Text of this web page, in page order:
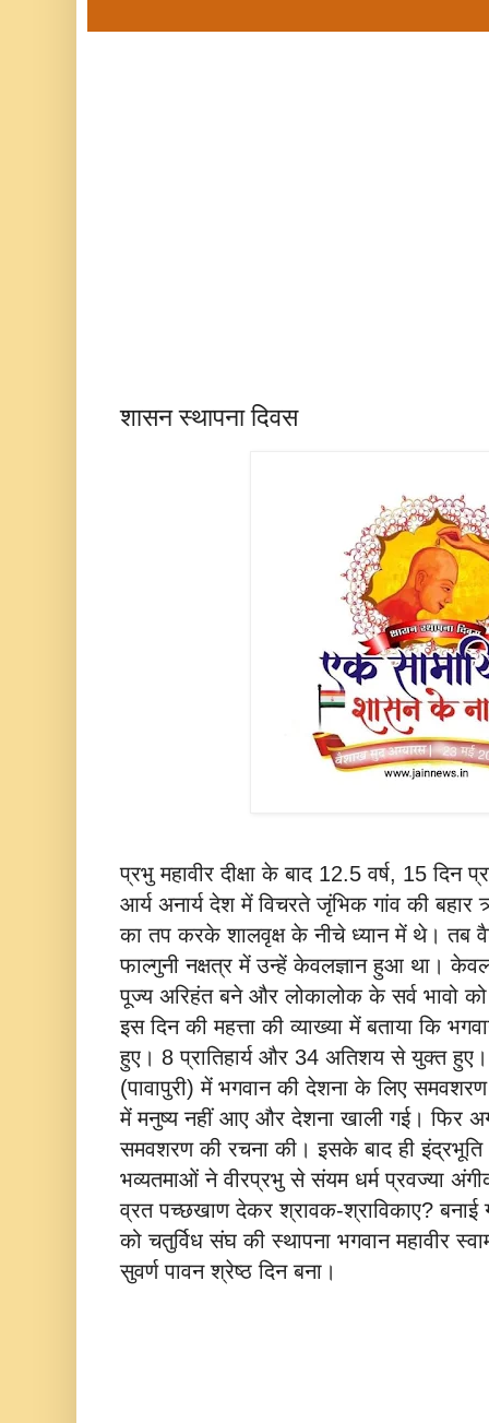
शासन स्थापना दिवस
प्रभु महावीर दीक्षा के बाद 12.5 वर्ष, 15 दिन
आर्य अनार्य देश में विचरते जृंभिक गांव की बहार
का तप करके शालवृक्ष के नीचे ध्यान में थे। तब
फाल्गुनी नक्षत्र में उन्हें केवलज्ञान हुआ था।
पूज्य अरिहंत बने और लोकालोक के सर्व भावो
इस दिन की महत्ता की व्याख्या में बताया कि
हुए। 8 प्रातिहार्य और 34 अतिशय से युक्त
(पावापुरी) में भगवान की देशना के लिए
में मनुष्य नहीं आए और देशना खाली गई। फिर
समवशरण की रचना की। इसके बाद ही
भव्यतमाओं ने वीरप्रभु से संयम धर्म प्रवज्या
व्रत पच्छखाण देकर श्रावक-श्राविकाए?
को चतुर्विध संघ की स्थापना भगवान महावीर
सुवर्ण पावन श्रेष्ठ दिन बना।